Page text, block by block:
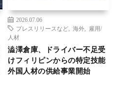
2026.07.06
プレスリリースなど
海外
雇用/
人材
澁澤倉庫、ドライバー不足受
けフィリピンからの特定技能
外国人材の供給事業開始